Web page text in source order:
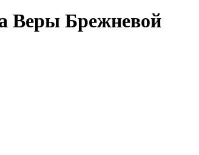
Веры Брежневой